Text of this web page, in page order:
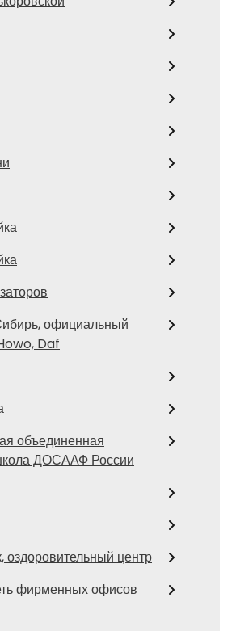
официальный
Daf
объединенная
ДОСААФ России
центр
фирменных офисов